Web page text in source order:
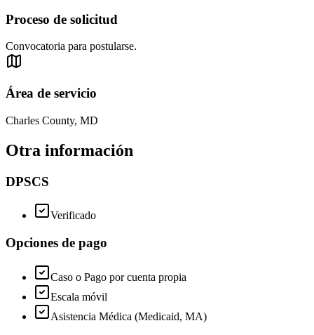
Proceso de solicitud
Convocatoria para postularse.
Área de servicio
Charles County, MD
Otra información
DPSCS
Verificado
Opciones de pago
Caso o Pago por cuenta propia
Escala móvil
Asistencia Médica (Medicaid, MA)